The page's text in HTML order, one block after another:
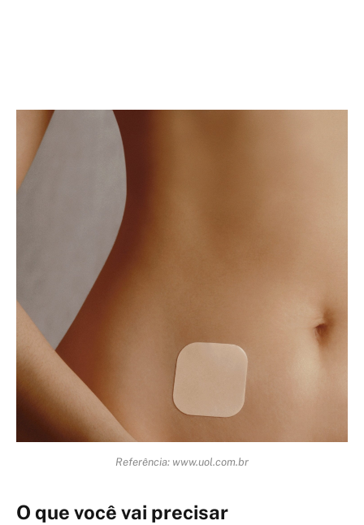
Referência: www.uol.com.br
O que você vai precisar